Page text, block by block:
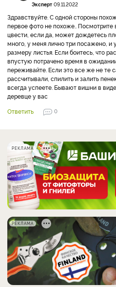
Эксперт 09.11.2022
Здравствуйте. С одной стороны
первое фото не похоже..
цвести, если да, может дождетесь
много, у меня лично три посажено, и
размеру листья. Если боитесь, что
впустую потрачено время в
переживайте. Если это все же не те
рассчитывали, спилить и залить
всегда успеете. Бывают вишни в
деревце у вас
Ответить
0
РЕКЛАМА
РЕКЛАМА